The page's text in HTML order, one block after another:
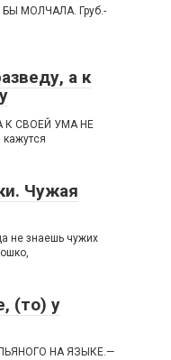
МОЛЧАЛА. Груб.-
а к
К СВОЕЙ УМА НЕ
Чужая
знаешь чужих
(то) у
НА ЯЗЫКЕ.—